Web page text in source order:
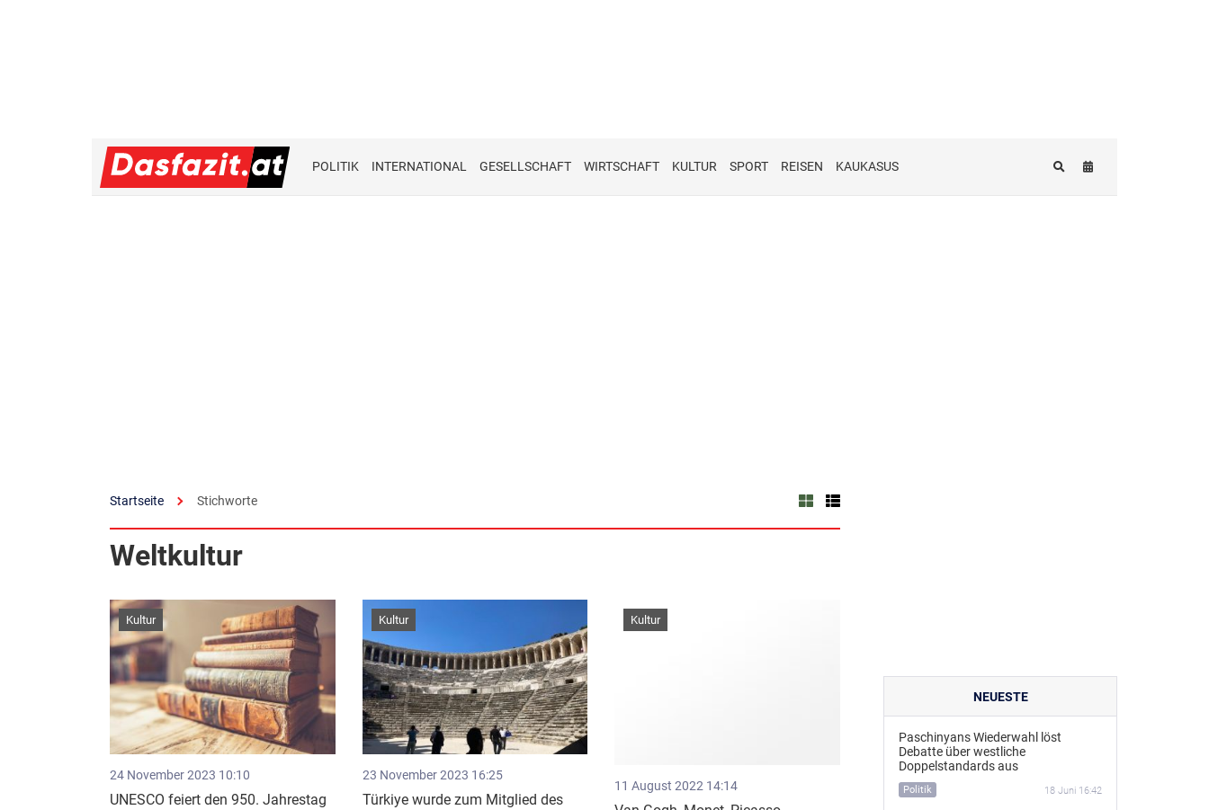
POLITIK INTERNATIONAL GESELLSCHAFT WIRTSCHAFT KULTUR SPORT REISEN KAUKASUS
Startseite Stichworte
Weltkultur
24 November 2023 10:10
UNESCO feiert den 950. Jahrestag
Kultur
23 November 2023 16:25
Türkiye wurde zum Mitglied des
Kultur
11 August 2022 14:14
Kultur
NEUESTE
Paschinyans Wiederwahl löst
Debatte über westliche
Doppelstandards aus
Politik 18 Juni 16:42